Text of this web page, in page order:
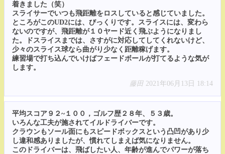
着きました（笑）
スライサーでいつも飛距離をロスしていると感じていました。
ところがこのUD2には、びっくりです。スライスには、変わら
ないのですが、飛距離が１０ヤード近く飛ぶようになりまし
た。ドスライスまでは、さすがに対応してしてくれないけど、
少々のスライス球なら曲がり少なく距離稼げます。
練習場で打ち込んでいけばフェードボールが打てるような気が
します。
藤田 2021年06月13日 18:14
平均スコア９２~１００，ゴルフ歴２８年、５３歳。
いろんな工夫が施されてイルドライバーです。
クラウンもソール面にもスピードボックスという凸凹があり少
し違和感ありましたが、慣れてしまえば気になりません。
このドライバーは、飛ばしたい人、年齢が進んでパワーが落ち